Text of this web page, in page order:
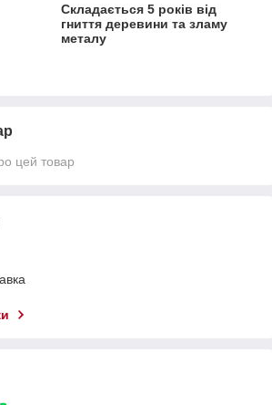
Складається 5 років від
гниття деревини та зламу
металу
цей товар